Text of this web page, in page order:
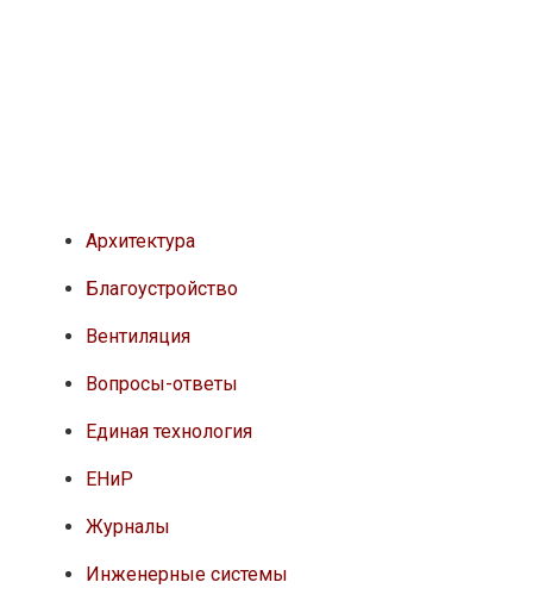
Архитектура
Благоустройство
Вентиляция
Вопросы-ответы
Единая технология
ЕНиР
Журналы
Инженерные системы